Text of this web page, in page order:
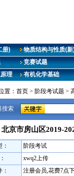
册)
物质结构与性质(新
竞赛试题
理 有机化学基础
置： 首页 > 阶段考试题 >
搜索
北京市房山区2019-
阶段考试
xwq2上传
注册会员,花费7点